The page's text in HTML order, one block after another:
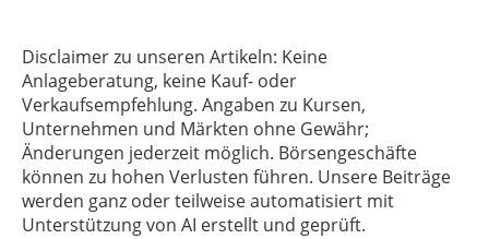
Disclaimer zu unseren Artikeln: Keine
Anlageberatung, keine Kauf- oder
Verkaufsempfehlung. Angaben zu Kursen,
Unternehmen und Märkten ohne Gewähr;
Änderungen jederzeit möglich. Börsengeschäfte
können zu hohen Verlusten führen. Unsere Beiträge
werden ganz oder teilweise automatisiert mit
Unterstützung von AI erstellt und geprüft.